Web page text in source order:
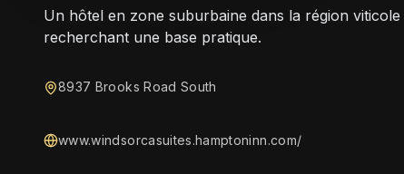
Un hôtel en zone suburbaine dans la région
recherchant une base pratique.
8937 Brooks Road South
www.windsorcasuites.hamptoninn.com/